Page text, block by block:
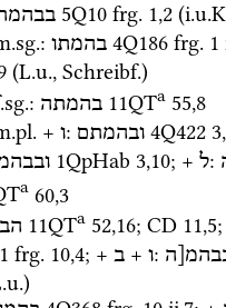
5Q10 frg. 1,2 (
sg.: בהמתו 4Q186 frg. 1
(L.u., Schreibf.)
sg.: בהמתה 11QTa 55,8
pl. + ו: ובהמתם 4Q422 3,
1QpHab 3,10; + ל:
a 60,3
11QTa 52,16; CD 11,5
frg. 10,4; + ב + ו:
)